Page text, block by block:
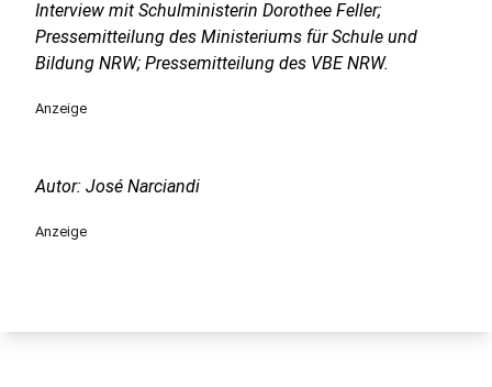
Interview mit Schulministerin Dorothee Feller;
Pressemitteilung des Ministeriums für Schule und
Bildung NRW; Pressemitteilung des VBE NRW.
Anzeige
Autor: José Narciandi
Anzeige